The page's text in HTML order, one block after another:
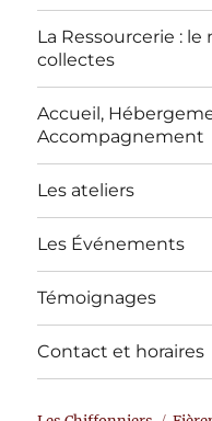
La Ressourcerie :
collectes
Accueil,
Accompagnement
Les ateliers
Les Événements
Témoignages
Contact et horaires